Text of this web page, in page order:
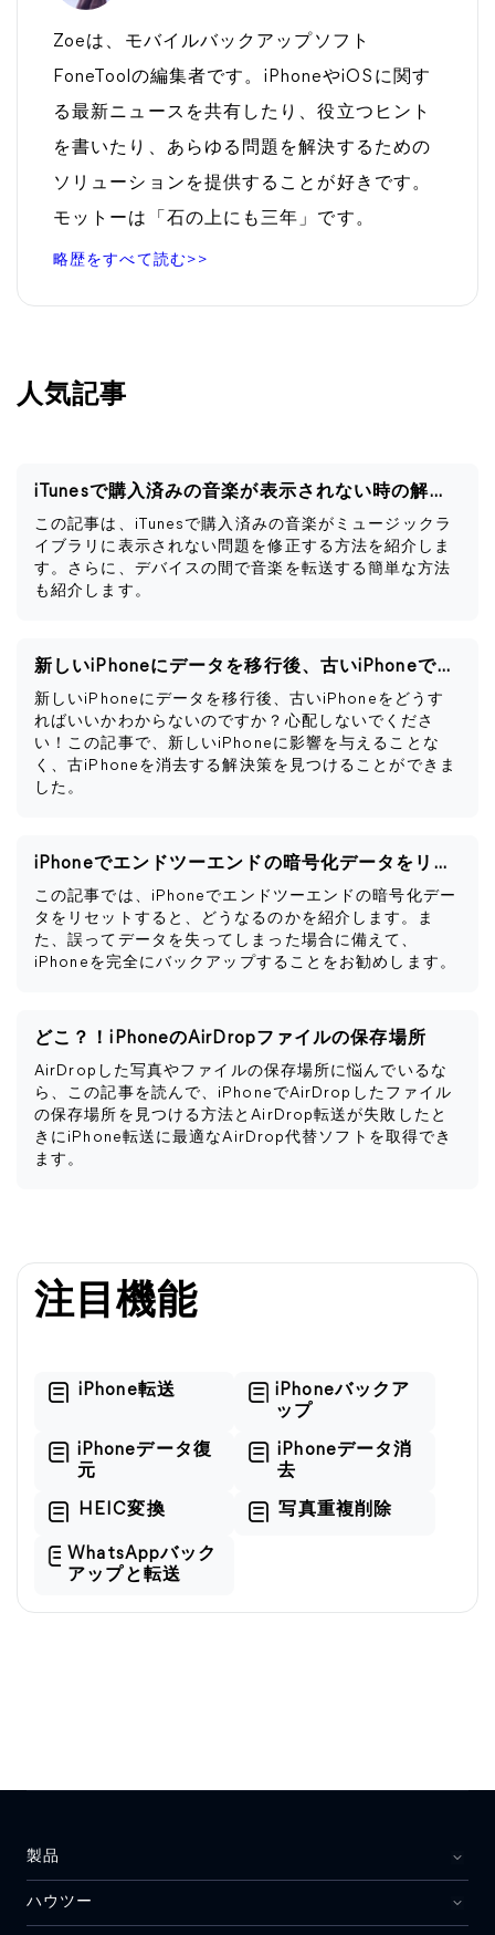
Zoeは、モバイルバックアップソフト
FoneToolの編集者です。iPhoneやiOSに関す
る最新ニュースを共有したり、役立つヒント
を書いたり、あらゆる問題を解決するための
ソリューションを提供することが好きです。
モットーは「石の上にも三年」です。
略歴をすべて読む>>
人気記事
iTunesで購入済みの音楽が表示されない時の解決策
この記事は、iTunesで購入済みの音楽がミュージックラ
イブラリに表示されない問題を修正する方法を紹介しま
す。さらに、デバイスの間で音楽を転送する簡単な方法
も紹介します。
新しいiPhoneにデータを移行後、古いiPhoneですべきこと
新しいiPhoneにデータを移行後、古いiPhoneをどうす
ればいいかわからないのですか？心配しないでくださ
い！この記事で、新しいiPhoneに影響を与えることな
く、古iPhoneを消去する解決策を見つけることができま
した。
iPhoneでエンドツーエンドの暗号化データをリセットするとどうなるか
この記事では、iPhoneでエンドツーエンドの暗号化デー
タをリセットすると、どうなるのかを紹介します。ま
た、誤ってデータを失ってしまった場合に備えて、
iPhoneを完全にバックアップすることをお勧めします。
どこ？！iPhoneのAirDropファイルの保存場所
AirDropした写真やファイルの保存場所に悩んでいるな
ら、この記事を読んで、iPhoneでAirDropしたファイル
の保存場所を見つける方法とAirDrop転送が失敗したと
きにiPhone転送に最適なAirDrop代替ソフトを取得でき
ます。
注目機能
iPhone転送
iPhoneバックア
ップ
iPhoneデータ復
元
iPhoneデータ消
去
HEIC変換 写真重複削除
WhatsAppバック
アップと転送
製品
ハウツー